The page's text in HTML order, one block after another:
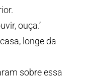
ouça.’
longe da
sobre essa